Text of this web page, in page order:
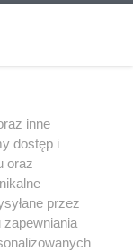
powielany i
sposób (w
inne
dostęp i
oraz
przez
zapewniania